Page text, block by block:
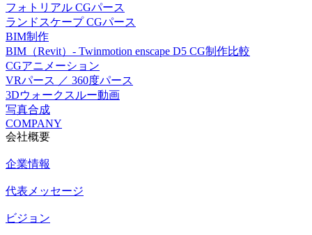
フォトリアル CGパース
ランドスケープ CGパース
BIM制作
BIM（Revit）- Twinmotion enscape D5 CG制作比較
CGアニメーション
VRパース ／ 360度パース
3Dウォークスルー動画
写真合成
COMPANY
会社概要
企業情報
代表メッセージ
ビジョン